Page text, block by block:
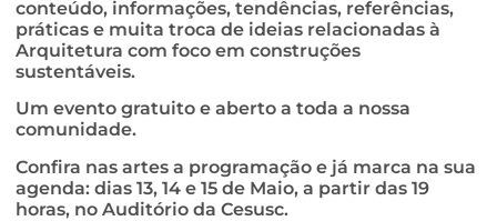
conteúdo, informações, tendências, referências,
práticas e muita troca de ideias relacionadas à
Arquitetura com foco em construções
sustentáveis.
Um evento gratuito e aberto a toda a nossa
comunidade.
Confira nas artes a programação e já marca na sua
agenda: dias 13, 14 e 15 de Maio, a partir das 19
horas, no Auditório da Cesusc.